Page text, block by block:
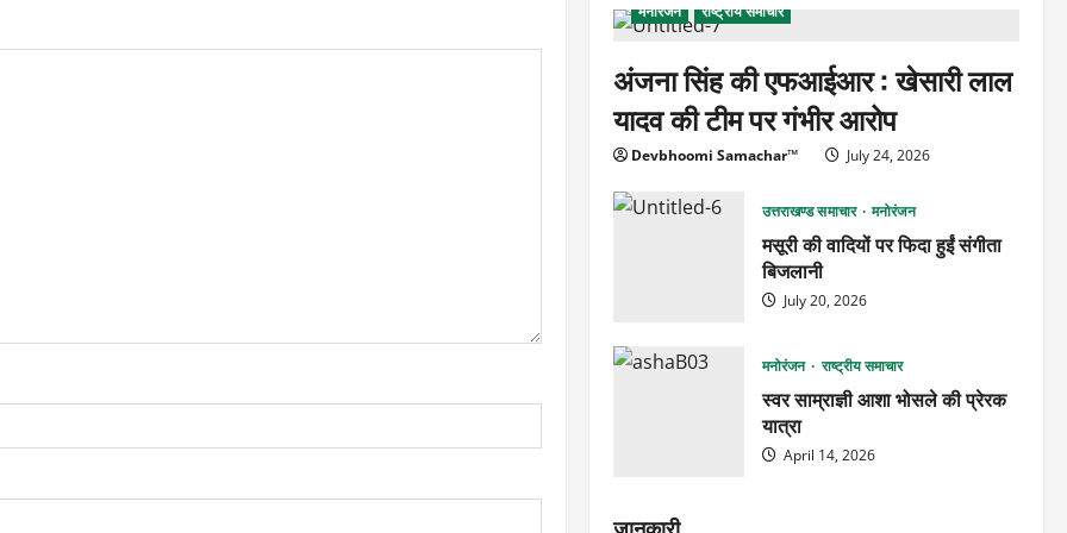
मनोरंजन राष्ट्रीय समाचार
अंजना सिंह की एफआईआर : खेसारी लाल
यादव की टीम पर गंभीर आरोप
Devbhoomi Samachar™ July 24, 2026
उत्तराखण्ड समाचार मनोरंजन
मसूरी की वादियों पर फिदा हुईं संगीता
बिजलानी
July 20, 2026
मनोरंजन राष्ट्रीय समाचार
स्वर साम्राज्ञी आशा भोसले की प्रेरक
यात्रा
April 14, 2026